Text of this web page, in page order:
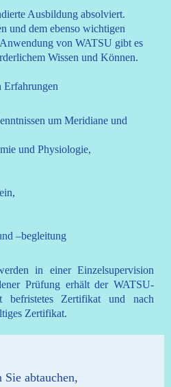
Ausbildung absolviert.
und dem ebenso wichtigen
von WATSU gibt es
Wissen und Können.
Erfahrungen
um Meridiane und
und Physiologie,
–begleitung
in einer Einzelsupervision
Prüfung erhält der WATSU-
befristetes Zertifikat und nach
Zertifikat.
Sie abtauchen,